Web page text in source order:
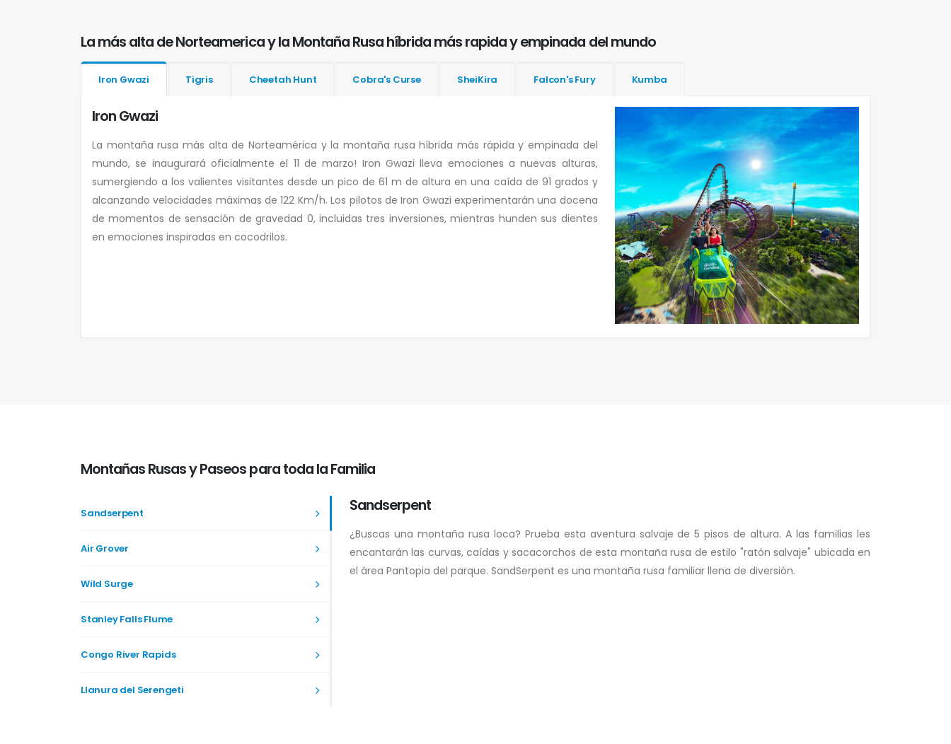
La más alta de Norteamerica y la Montaña Rusa híbrida más rapida y empinada del mundo
Iron Gwazi Tigris Cheetah Hunt Cobra's Curse SheiKira Falcon's Fury Kumba
Iron Gwazi
La montaña rusa más alta de Norteamérica y la montaña rusa híbrida más rápida y empinada del
mundo, se inaugurará oficialmente el 11 de marzo! Iron Gwazi lleva emociones a nuevas alturas,
sumergiendo a los valientes visitantes desde un pico de 61 m de altura en una caída de 91 grados y
alcanzando velocidades máximas de 122 Km/h. Los pilotos de Iron Gwazi experimentarán una docena
de momentos de sensación de gravedad 0, incluidas tres inversiones, mientras hunden sus dientes
en emociones inspiradas en cocodrilos.
Montañas Rusas y Paseos para toda la Familia
Sandserpent
Air Grover
Wild Surge
Stanley Falls Flume
Congo River Rapids
Llanura del Serengeti
Sandserpent
¿Buscas una montaña rusa loca? Prueba esta aventura salvaje de 5 pisos de altura. A las familias les
encantarán las curvas, caídas y sacacorchos de esta montaña rusa de estilo "ratón salvaje" ubicada en
el área Pantopia del parque. SandSerpent es una montaña rusa familiar llena de diversión.